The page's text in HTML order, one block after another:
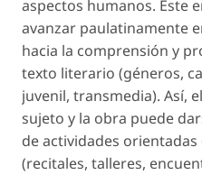
aspectos humanos. Este
avanzar paulatinamente
hacia la comprensión y
texto literario (géneros,
juvenil, transmedia). Así,
sujeto y la obra puede
de actividades
(recitales, talleres,